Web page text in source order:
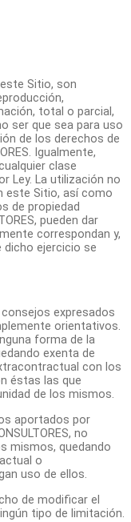
Sitio, son
total o parcial,
ser que sea para uso
de los derechos de
Igualmente,
clase
Ley. La utilización no
este Sitio, así como
de propiedad
pueden dar
correspondan y,
dicho ejercicio se
expresados
orientativos.
forma de la
exenta de
con los
éstas las que
de los mismos.
aportados por
no
mismos, quedando
o
uso de ellos.
de modificar el
tipo de limitación.